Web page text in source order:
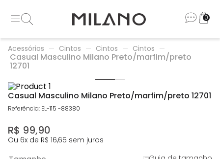
0
Acessórios Cintos Cintos Cintos
Casual Masculino Milano Preto/marfim/preto
12701
Casual Masculino Milano Preto/marfim/preto 12701
Referência: EL-115 -88380
R$ 99,90
Ou 6x de R$ 16,65 sem juros